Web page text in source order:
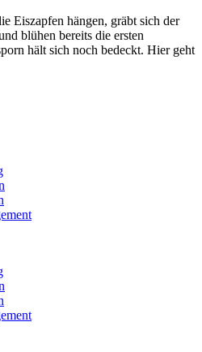
Eiszapfen hängen, gräbt sich der
blühen bereits die ersten
hält sich noch bedeckt. Hier geht